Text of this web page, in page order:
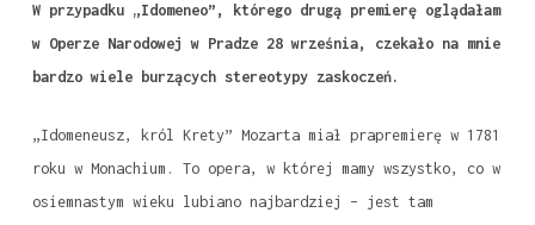
W przypadku „Idomeneo”, którego drugą premierę oglądałam
w Operze Narodowej w Pradze 28 września, czekało na mnie
bardzo wiele burzących stereotypy zaskoczeń.
„Idomeneusz, król Krety” Mozarta miał prapremierę w 1781
roku w Monachium. To opera, w której mamy wszystko, co w
osiemnastym wieku lubiano najbardziej – jest tam